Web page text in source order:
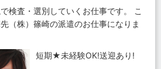
検査・選別していくお仕事です。 こ
（株）篠崎の派遣のお仕事になりま
短期★未経験OK!送迎あり!